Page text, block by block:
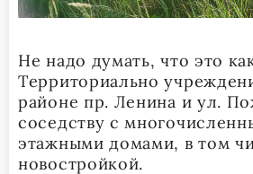
Не надо думать, что это
Территориально
районе пр. Ленина и ул.
соседству с
этажными домами, в том
новостройкой.